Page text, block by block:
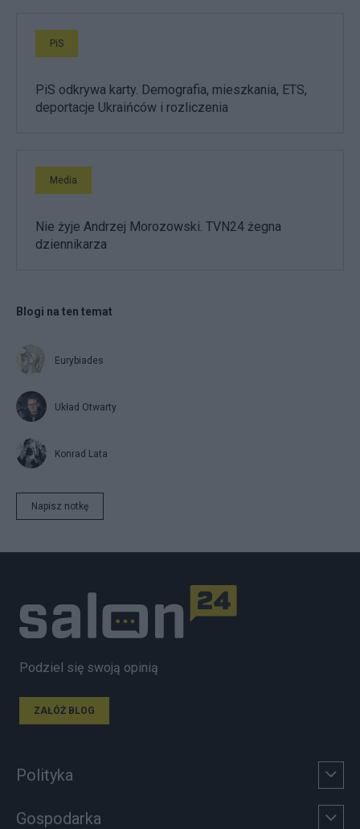
PiS
PiS odkrywa karty. Demografia, mieszkania, ETS,
deportacje Ukraińców i rozliczenia
Media
Nie żyje Andrzej Morozowski. TVN24 żegna
dziennikarza
Blogi na ten temat
Eurybiades
Układ Otwarty
Konrad Lata
Napisz notkę
Podziel się swoją opinią
ZAŁÓŻ BLOG
Polityka
Gospodarka